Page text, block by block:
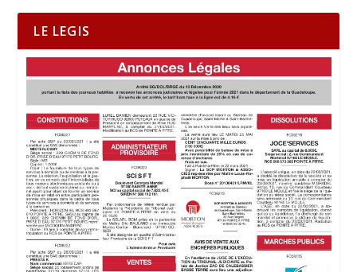
LE LEGIS